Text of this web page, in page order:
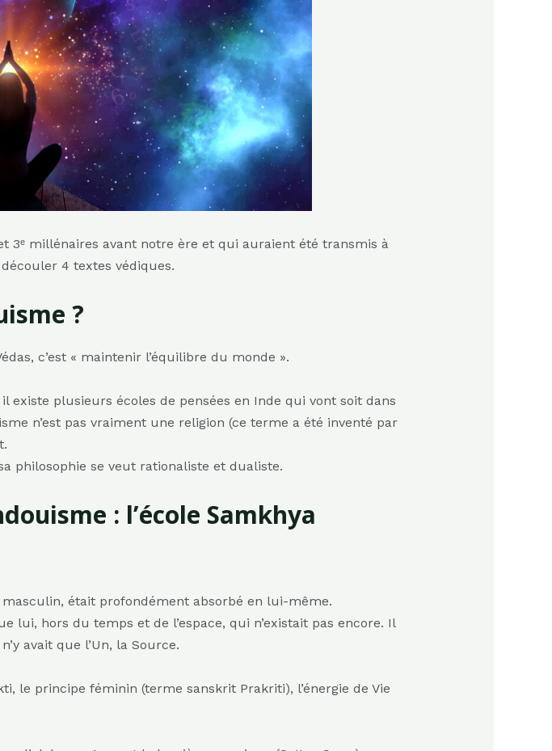
3ᵉ millénaires avant notre ère et qui auraient été transmis à
4 textes védiques.
?
c’est « maintenir l’équilibre du monde ».
existe plusieurs écoles de pensées en Inde qui vont soit dans
n’est pas vraiment une religion (ce terme a été inventé par
philosophie se veut rationaliste et dualiste.
: l’école Samkhya
était profondément absorbé en lui-même.
lui, hors du temps et de l’espace, qui n’existait pas encore. Il
avait que l’Un, la Source.
le principe féminin (terme sanskrit Prakriti), l’énergie de Vie